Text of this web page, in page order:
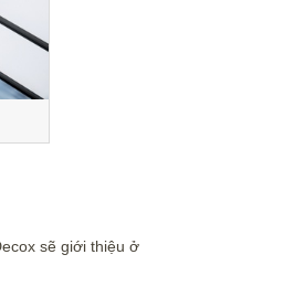
sẽ giới thiệu ở